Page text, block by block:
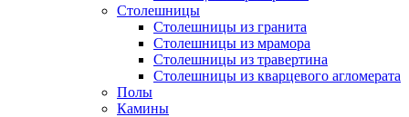
Столешницы
Столешницы из гранита
Столешницы из мрамора
Столешницы из травертина
Столешницы из кварцевого агломерата
Полы
Камины